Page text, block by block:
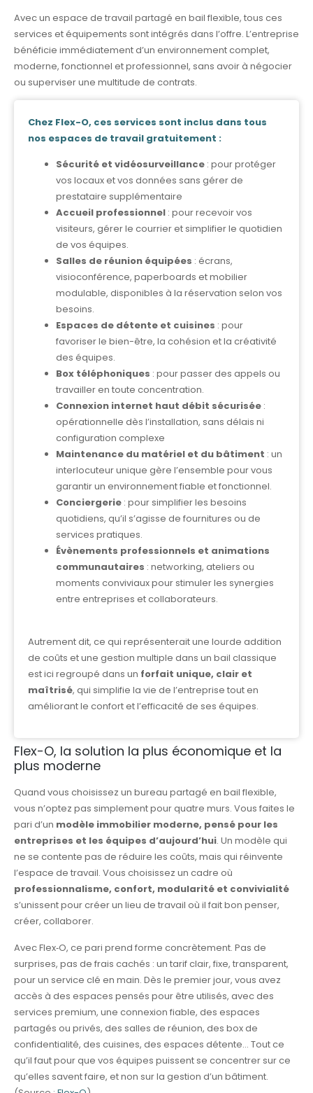
Avec un espace de travail partagé en bail flexible, tous ces
services et équipements sont intégrés dans l’offre. L’entreprise
bénéficie immédiatement d’un environnement complet,
moderne, fonctionnel et professionnel, sans avoir à négocier
ou superviser une multitude de contrats.
Chez Flex-O, ces services sont inclus dans tous
nos espaces de travail gratuitement :
Sécurité et vidéosurveillance : pour protéger
vos locaux et vos données sans gérer de
prestataire supplémentaire
Accueil professionnel : pour recevoir vos
visiteurs, gérer le courrier et simplifier le quotidien
de vos équipes.
Salles de réunion équipées : écrans,
visioconférence, paperboards et mobilier
modulable, disponibles à la réservation selon vos
besoins.
Espaces de détente et cuisines : pour
favoriser le bien-être, la cohésion et la créativité
des équipes.
Box téléphoniques : pour passer des appels ou
travailler en toute concentration.
Connexion internet haut débit sécurisée :
opérationnelle dès l’installation, sans délais ni
configuration complexe
Maintenance du matériel et du bâtiment : un
interlocuteur unique gère l’ensemble pour vous
garantir un environnement fiable et fonctionnel.
Conciergerie : pour simplifier les besoins
quotidiens, qu’il s’agisse de fournitures ou de
services pratiques.
Évènements professionnels et animations
communautaires : networking, ateliers ou
moments conviviaux pour stimuler les synergies
entre entreprises et collaborateurs.
Autrement dit, ce qui représenterait une lourde addition
de coûts et une gestion multiple dans un bail classique
est ici regroupé dans un forfait unique, clair et
maîtrisé, qui simplifie la vie de l’entreprise tout en
améliorant le confort et l’efficacité de ses équipes.
Flex-O, la solution la plus économique et la
plus moderne
Quand vous choisissez un bureau partagé en bail flexible,
vous n’optez pas simplement pour quatre murs. Vous faites le
pari d’un modèle immobilier moderne, pensé pour les
entreprises et les équipes d’aujourd’hui. Un modèle qui
ne se contente pas de réduire les coûts, mais qui réinvente
l’espace de travail. Vous choisissez un cadre où
professionnalisme, confort, modularité et convivialité
s’unissent pour créer un lieu de travail où il fait bon penser,
créer, collaborer.
Avec Flex‑O, ce pari prend forme concrètement. Pas de
surprises, pas de frais cachés : un tarif clair, fixe, transparent,
pour un service clé en main. Dès le premier jour, vous avez
accès à des espaces pensés pour être utilisés, avec des
services premium, une connexion fiable, des espaces
partagés ou privés, des salles de réunion, des box de
confidentialité, des cuisines, des espaces détente… Tout ce
qu’il faut pour que vos équipes puissent se concentrer sur ce
qu’elles savent faire, et non sur la gestion d’un bâtiment.